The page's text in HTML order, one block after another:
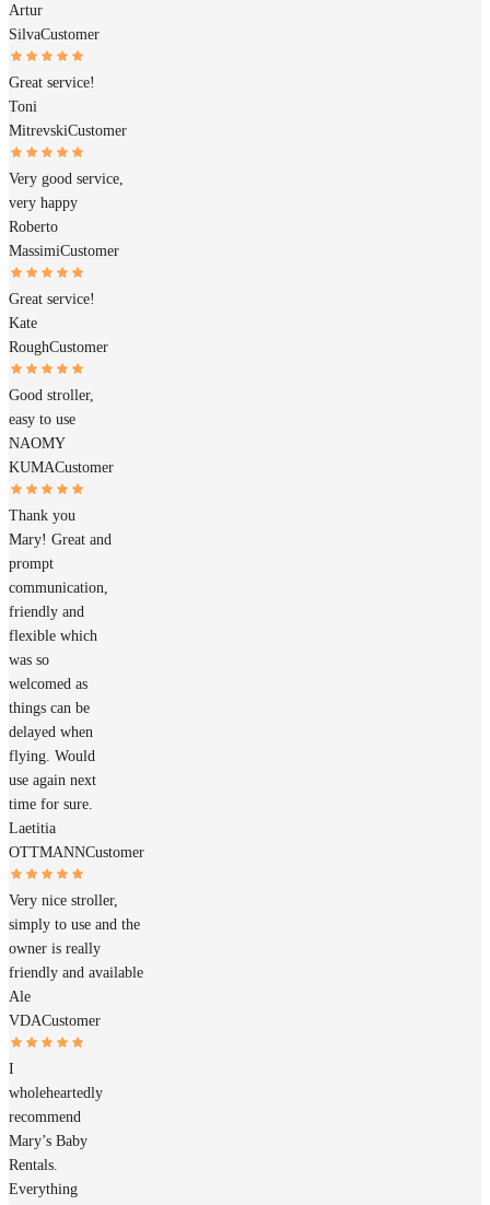
Artur
SilvaCustomer
Great service!
Toni
MitrevskiCustomer
Very good service,
very happy
Roberto
MassimiCustomer
Great service!
Kate
RoughCustomer
Good stroller,
easy to use
NAOMY
KUMACustomer
Thank you
Mary! Great and
prompt
communication,
friendly and
flexible which
was so
welcomed as
things can be
delayed when
flying. Would
use again next
time for sure.
Laetitia
OTTMANNCustomer
Very nice stroller,
simply to use and the
owner is really
friendly and available
Ale
VDACustomer
I
wholeheartedly
recommend
Mary’s Baby
Rentals.
Everything